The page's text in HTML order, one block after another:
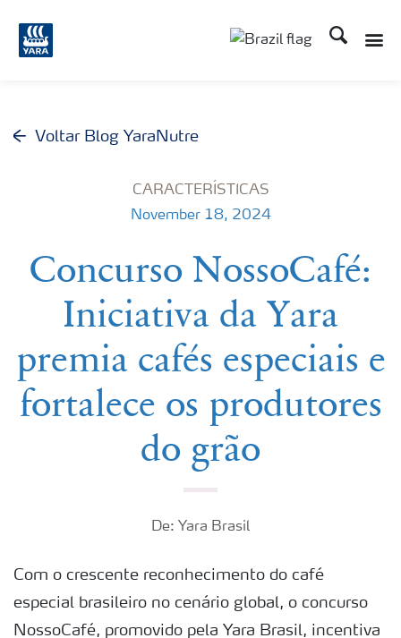
Busca
Voltar Blog YaraNutre
CARACTERÍSTICAS
November 18, 2024
Concurso NossoCafé:
Iniciativa da Yara
premia cafés especiais e
fortalece os produtores
do grão
De: Yara Brasil
Com o crescente reconhecimento do café
especial brasileiro no cenário global, o concurso
NossoCafé, promovido pela Yara Brasil, incentiva